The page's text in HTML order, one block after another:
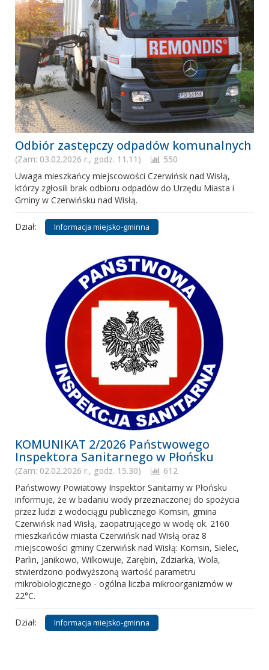
Odbiór zastępczy odpadów komunalnych
(Zam: 03.02.2026 r., godz. 11.11)
550
Uwaga mieszkańcy miejscowości Czerwińsk nad Wisłą,
którzy zgłosili brak odbioru odpadów do Urzędu Miasta i
Gminy w Czerwińsku nad Wisłą.
Dział: Informacja miejsko-gminna
KOMUNIKAT 2/2026 Państwowego
Inspektora Sanitarnego w Płońsku
(Zam: 02.02.2026 r., godz. 15.30)
612
Państwowy Powiatowy Inspektor Sanitarny w Płońsku
informuje, że w badaniu wody przeznaczonej do spożycia
przez ludzi z wodociągu publicznego Komsin, gmina
Czerwińsk nad Wisłą, zaopatrującego w wodę ok. 2160
mieszkańców miasta Czerwińsk nad Wisłą oraz 8
miejscowości gminy Czerwińsk nad Wisłą: Komsin, Sielec,
Parlin, Janikowo, Wilkowuje, Zarębin, Zdziarka, Wola,
stwierdzono podwyższoną wartość parametru
mikrobiologicznego - ogólna liczba mikroorganizmów w
22°C.
Dział: Informacja miejsko-gminna